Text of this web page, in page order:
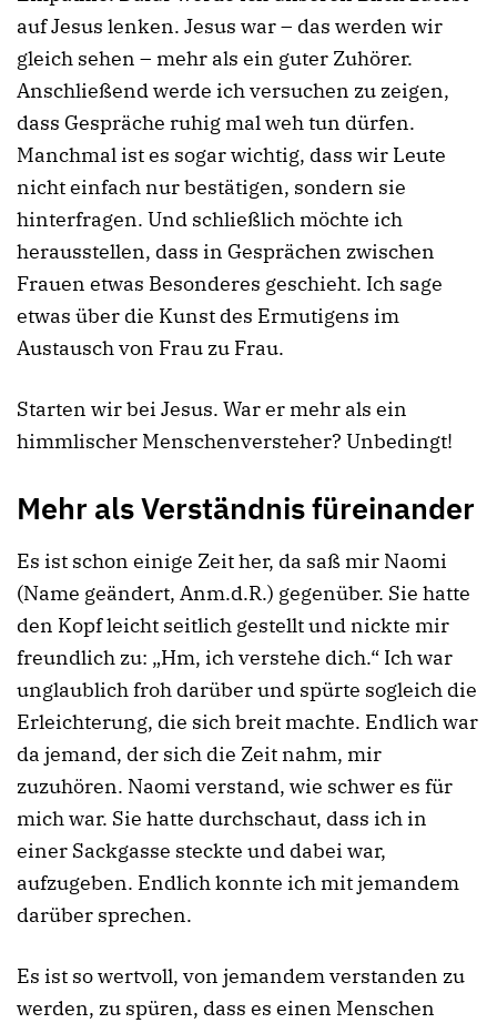
auf Jesus lenken. Jesus war – das werden wir
gleich sehen – mehr als ein guter Zuhörer.
Anschließend werde ich versuchen zu zeigen,
dass Gespräche ruhig mal weh tun dürfen.
Manchmal ist es sogar wichtig, dass wir Leute
nicht einfach nur bestätigen, sondern sie
hinterfragen. Und schließlich möchte ich
herausstellen, dass in Gesprächen zwischen
Frauen etwas Besonderes geschieht. Ich sage
etwas über die Kunst des Ermutigens im
Austausch von Frau zu Frau.
Starten wir bei Jesus. War er mehr als ein
himmlischer Menschenversteher? Unbedingt!
Mehr als Verständnis füreinander
Es ist schon einige Zeit her, da saß mir Naomi
(Name geändert, Anm.d.R.) gegenüber. Sie hatte
den Kopf leicht seitlich gestellt und nickte mir
freundlich zu: „Hm, ich verstehe dich.“ Ich war
unglaublich froh darüber und spürte sogleich die
Erleichterung, die sich breit machte. Endlich war
da jemand, der sich die Zeit nahm, mir
zuzuhören. Naomi verstand, wie schwer es für
mich war. Sie hatte durchschaut, dass ich in
einer Sackgasse steckte und dabei war,
aufzugeben. Endlich konnte ich mit jemandem
darüber sprechen.
Es ist so wertvoll, von jemandem verstanden zu
werden, zu spüren, dass es einen Menschen